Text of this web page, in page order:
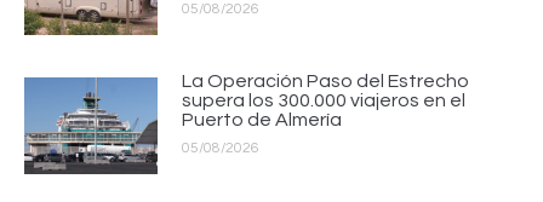
05/08/2026
La Operación Paso del Estrecho
supera los 300.000 viajeros en el
Puerto de Almería
05/08/2026